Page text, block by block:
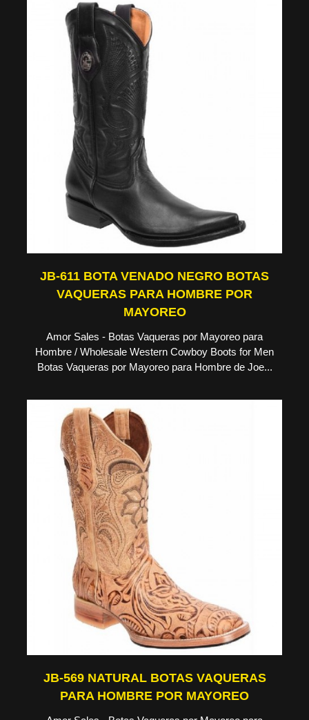
JB-611 BOTA VENADO NEGRO BOTAS
VAQUERAS PARA HOMBRE POR
MAYOREO
Amor Sales - Botas Vaqueras por Mayoreo para
Hombre / Wholesale Western Cowboy Boots for Men
Botas Vaqueras por Mayoreo para Hombre de Joe...
JB-569 NATURAL BOTAS VAQUERAS
PARA HOMBRE POR MAYOREO